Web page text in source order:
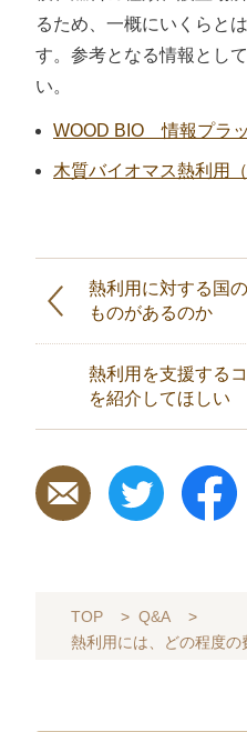
るため、一概にいくらと
す。参考となる情報とし
い。
WOOD BIO 情報プラ
木質バイオマス熱利用
熱利用に対する国
ものがあるのか
熱利用を支援する
を紹介してほしい
TOP > Q&A
>
熱利用には、どの程度の